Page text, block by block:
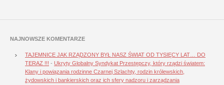
NAJNOWSZE KOMENTARZE
TAJEMNICE JAK RZĄDZONY BYŁ NASZ ŚWIAT OD TYSIĘCY LAT… DO
TERAZ !!! - Ukryty Globalny Syndykat Przestępczy, który rządzi światem:
Klany i powiązania rodzinne Czarnej Szlachty, rodzin królewskich,
żydowskich i bankierskich oraz ich sfery nadzoru i zarządzania